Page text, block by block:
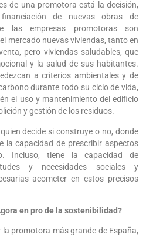
de una promotora está la decisión,
de nuevas obras de
las empresas promotoras son
mercado nuevas viviendas, tanto en
pero viviendas saludables, que
y la salud de sus habitantes.
a criterios ambientales y de
durante todo su ciclo de vida,
el uso y mantenimiento del edificio
y gestión de los residuos.
decide si construye o no, donde
la capacidad de prescribir aspectos
Incluso, tiene la capacidad de
y necesidades sociales y
acometer en estos precisos
en pro de la sostenibilidad?
promotora más grande de España,